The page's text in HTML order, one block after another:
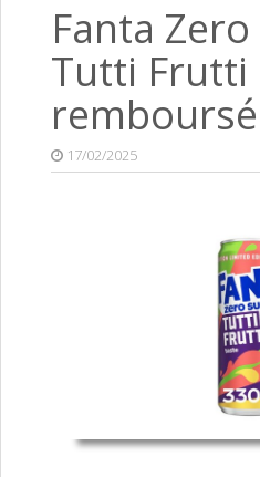
Fanta
Tutti Frutti
remboursé
17/02/2025